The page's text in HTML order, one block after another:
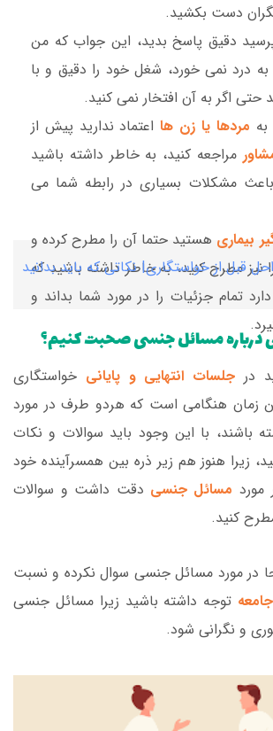
دست بکشید.
دقيق پاسخ بدید، این جواب که من
درد نمی خورد، شغل خود را دقیق و با
حتی اگر به آن افتخار نمی کنید.
مردها یا زن ها اعتماد ندارید پیش از
مراجعه کنید، به خاطر داشته باشید
مشکلات بسیاری در رابطه شما می
بیماری هستید حتما آن را مطرح کرده و
نیز مطرح کنید، به خاطر داشته باشید که
تمام جزئیات را در مورد شما بداند و
قبل از خواستگاری| نکاتی که باید بدانید
درباره مسائل جنسی صحبت کنیم؟
در جلسات انتهایی و پایانی خواستگاری
زمان هنگامی است که هردو طرف در مورد
باشند، با این وجود باید سوالات و نکات
زیرا هنوز هم زیر ذره بین همسرآینده خود
مورد مسائل جنسی دقت داشت و سوالات
کنید.
در مورد مسائل جنسی سوال نکرده و نسبت
توجه داشته باشید زیرا مسائل جنسی
و نگرانی شود.